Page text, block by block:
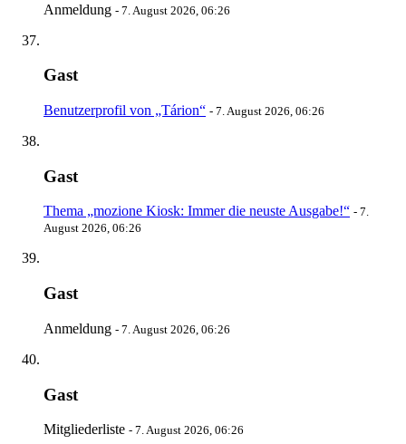
Anmeldung - 7. August 2026, 06:26
Gast
Benutzerprofil von „Tárion“ - 7. August 2026, 06:26
Gast
Thema „mozione Kiosk: Immer die neuste Ausgabe!“ - 7.
August 2026, 06:26
Gast
Anmeldung - 7. August 2026, 06:26
Gast
Mitgliederliste - 7. August 2026, 06:26